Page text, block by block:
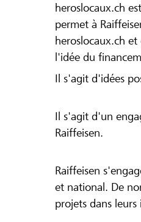
heroslocaux.ch
permet à
heroslocaux.ch
l'idée du
Il s'agit d'idées
Il s'agit d'un
Raiffeisen.
Raiffeisen
et national. De
projets dans leurs